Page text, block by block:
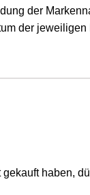
der
der jeweiligen
haben,